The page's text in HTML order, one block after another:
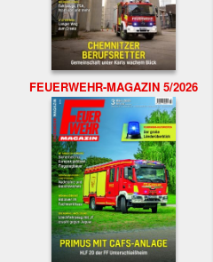
FEUERWEHR-MAGAZIN 5/2026